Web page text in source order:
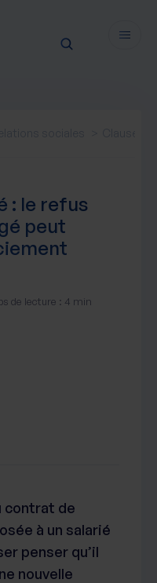
: le refus
peut
de lecture : 4 min
contrat de
à un salarié
penser qu’il
nouvelle